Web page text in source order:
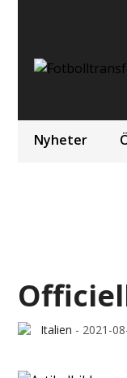
Nyheter
Italien - 2021-